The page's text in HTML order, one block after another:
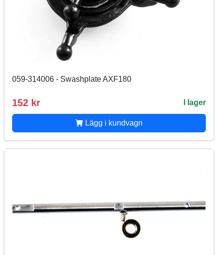
059-314006 - Swashplate AXF180
152 kr I lager
Lägg i kundvagn